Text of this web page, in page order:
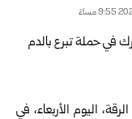
الرقة، اليوم الأربعاء، في